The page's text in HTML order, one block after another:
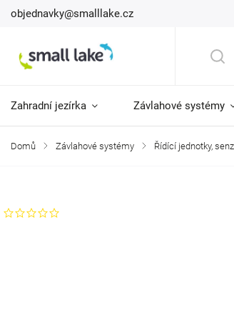
objednavky@smalllake.cz
Zahradní jezírka Závlahové systémy
Domů / Závlahové systémy / Řídící jednotky,